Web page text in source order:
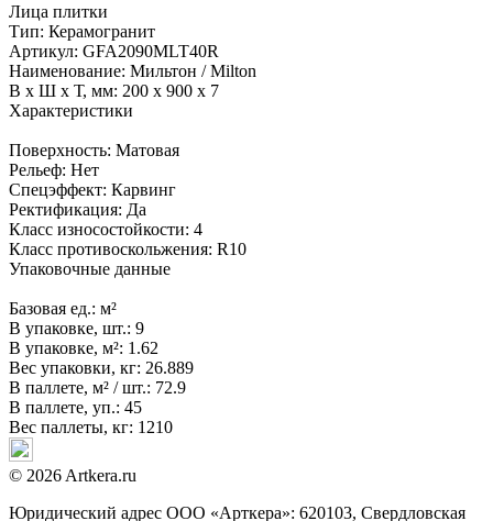
Лица плитки
Тип: Керамогранит
Артикул: GFA2090MLT40R
Наименование: Мильтон / Milton
В x Ш x Т, мм: 200 x 900 x 7
Характеристики
Поверхность: Матовая
Рельеф: Нет
Спецэффект: Карвинг
Ректификация: Да
Класс износостойкости: 4
Класс противоскольжения: R10
Упаковочные данные
Базовая ед.: м²
В упаковке, шт.: 9
В упаковке, м²: 1.62
Вес упаковки, кг: 26.889
В паллете, м² / шт.: 72.9
В паллете, уп.: 45
Вес паллеты, кг: 1210
© 2026 Artkera.ru
Юридический адрес ООО «Арткера»: 620103, Свердловская